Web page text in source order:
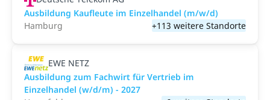
Ausbildung Kaufleute im Einzelhandel (m/w/d)
Hamburg
+113 weitere Standorte
EWE NETZ
Ausbildung zum Fachwirt für Vertrieb im
Einzelhandel (w/d/m) - 2027